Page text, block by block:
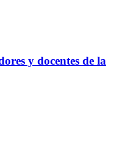
y docentes de la